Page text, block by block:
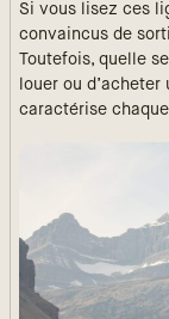
Si vous lisez ces
convaincus de
Toutefois, quelle
louer ou
caractérise